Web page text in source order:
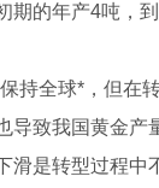
期的年产4吨，
持全球*，但在
致我国黄金产
滑是转型过程